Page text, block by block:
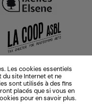
Les cookies essentiels
site Internet et ne
sont utilisés à des fins
placés que si vous en
pour en savoir plus.